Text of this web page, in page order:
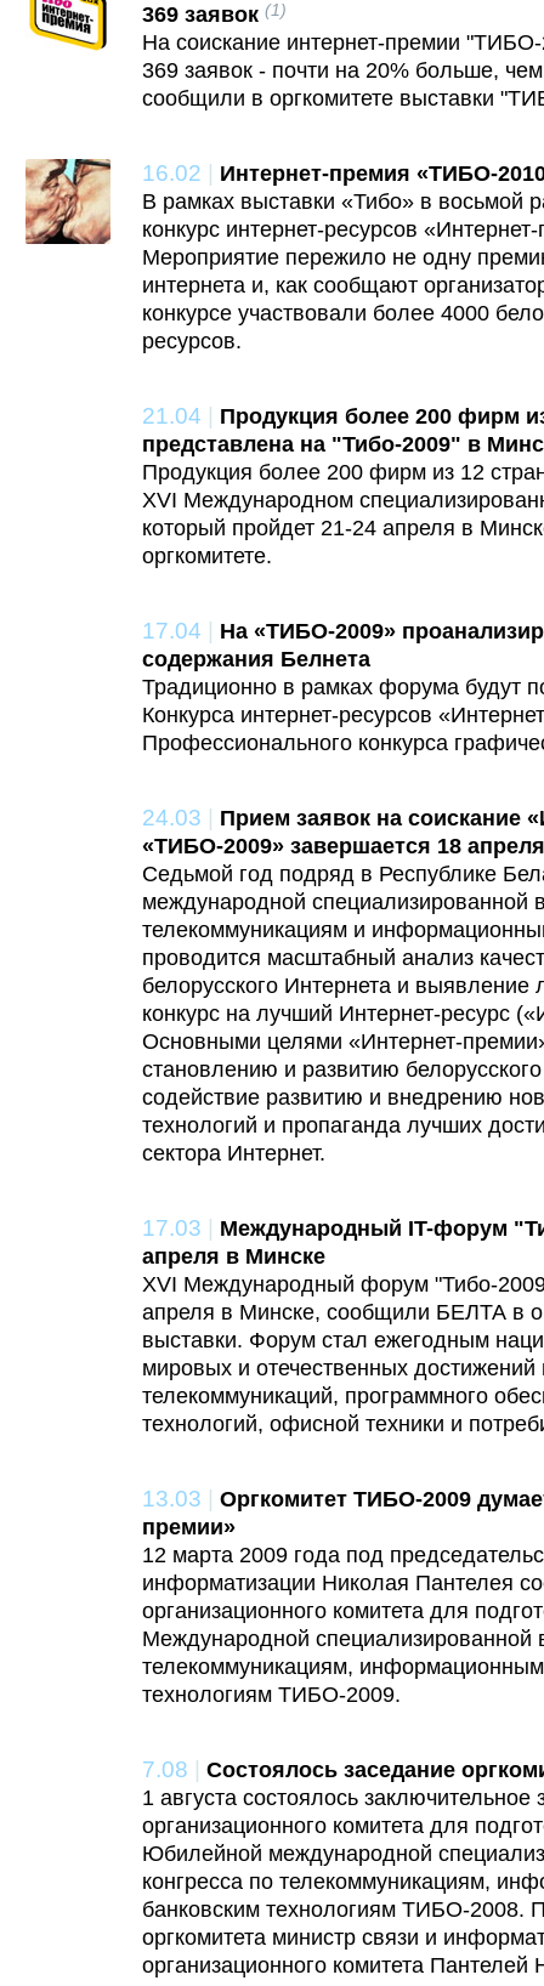
369 заявок (1)
На соискание интернет-премии
369 заявок - почти на 20% больше,
сообщили в оргкомитете выставки
16.02 | Интернет-премия «ТИБО-
В рамках выставки «Тибо» в восьмой
конкурс интернет-ресурсов
Мероприятие пережило не одну
интернета и, как сообщают
конкурсе участвовали более 4000
ресурсов.
21.04 | Продукция более 200 фирм
представлена на "Тибо-2009" в
Продукция более 200 фирм из 12
XVI Международном
который пройдет 21-24 апреля в
оргкомитете.
17.04 | На «ТИБО-2009»
содержания Белнета
Традиционно в рамках форума будут
Конкурса интернет-ресурсов
Профессионального конкурса
24.03 | Прием заявок на соискание
«ТИБО-2009» завершается 18 апреля
Седьмой год подряд в Республике
международной специализированной
телекоммуникациям и
проводится масштабный анализ
белорусского Интернета и
конкурс на лучший Интернет-ресурс
Основными целями «Интернет-
становлению и развитию
содействие развитию и внедрению
технологий и пропаганда лучших
сектора Интернет.
17.03 | Международный IT-форум
апреля в Минске
XVI Международный форум "Тибо-
апреля в Минске, сообщили БЕЛТА в
выставки. Форум стал ежегодным
мировых и отечественных достижений
телекоммуникаций, программного
технологий, офисной техники и
13.03 | Оргкомитет ТИБО-2009
премии»
12 марта 2009 года под
информатизации Николая Пантелея
организационного комитета для
Международной специализированной
телекоммуникациям,
технологиям ТИБО-2009.
7.08 | Состоялось заседание
1 августа состоялось заключительное
организационного комитета для
Юбилейной международной
конгресса по телекоммуникациям,
банковским технологиям ТИБО-2008.
оргкомитета министр связи и
организационного комитета Пантелей